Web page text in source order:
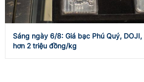
Sáng ngày 6/8: Giá bạc Phú Quý,
hơn 2 triệu đồng/kg